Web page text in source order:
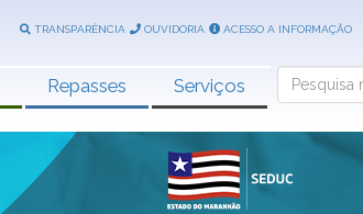
TRANSPARÊNCIA OUVIDORIA ACESSO A INFORMAÇÃO
Repasses Serviços Search